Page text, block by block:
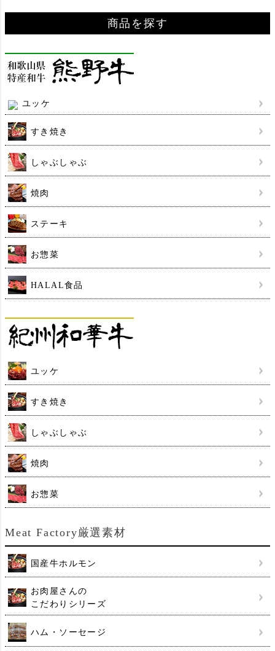
商品を探す
ユッケ
すき焼き
しゃぶしゃぶ
焼肉
ステーキ
お惣菜
HALAL食品
ユッケ
すき焼き
しゃぶしゃぶ
焼肉
お惣菜
Meat Factory厳選素材
国産牛ホルモン
お肉屋さんの
こだわりシリーズ
ハム・ソーセージ